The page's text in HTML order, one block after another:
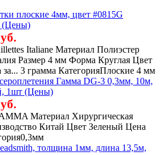
плоские 4мм, цвет #0815G
(Цены)
Italiane Материал Полиэстер
Размер 4 мм Форма Круглая Цвет
3 грамма КатегорияПлоские 4 мм
Гамма DG-3 0,3мм, 10м,
1шт (Цены)
Материал Хирургическая
Китай Цвет Зеленый Цена
толщина 1мм, длина 13,5м,